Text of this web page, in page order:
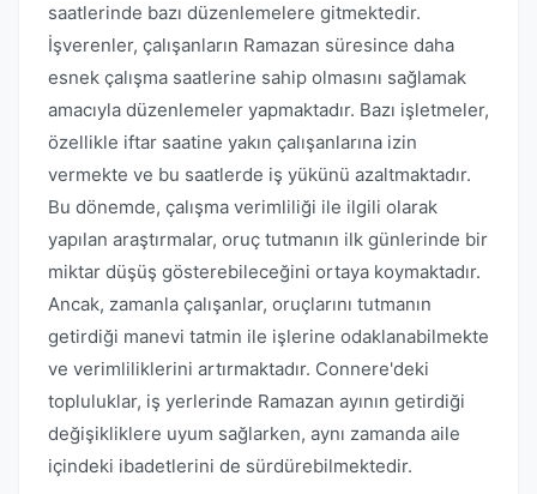
saatlerinde bazı düzenlemelere gitmektedir.
İşverenler, çalışanların Ramazan süresince daha
esnek çalışma saatlerine sahip olmasını sağlamak
amacıyla düzenlemeler yapmaktadır. Bazı işletmeler,
özellikle iftar saatine yakın çalışanlarına izin
vermekte ve bu saatlerde iş yükünü azaltmaktadır.
Bu dönemde, çalışma verimliliği ile ilgili olarak
yapılan araştırmalar, oruç tutmanın ilk günlerinde bir
miktar düşüş gösterebileceğini ortaya koymaktadır.
Ancak, zamanla çalışanlar, oruçlarını tutmanın
getirdiği manevi tatmin ile işlerine odaklanabilmekte
ve verimliliklerini artırmaktadır. Connere'deki
topluluklar, iş yerlerinde Ramazan ayının getirdiği
değişikliklere uyum sağlarken, aynı zamanda aile
içindeki ibadetlerini de sürdürebilmektedir.